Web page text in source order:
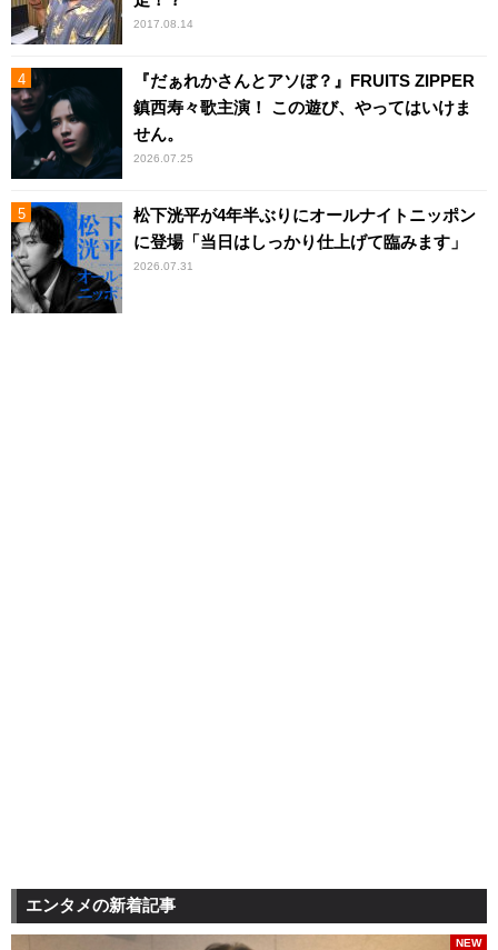
2017.08.14
『だぁれかさんとアソぼ？』FRUITS ZIPPER
鎮西寿々歌主演！ この遊び、やってはいけま
せん。
2026.07.25
松下洸平が4年半ぶりにオールナイトニッポン
に登場「当日はしっかり仕上げて臨みます」
2026.07.31
エンタメの新着記事
NEW